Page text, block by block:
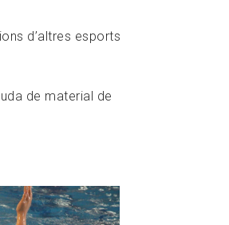
d’altres esports
de material de